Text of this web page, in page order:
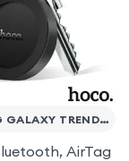
SAMSUNG GALAXY TREND S7560
AirTag